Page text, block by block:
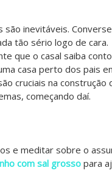
são inevitáveis.
tão sério logo de cara.
que o casal saiba
casa perto dos pais
cruciais na construção
começando daí.
e meditar sobre o
com sal grossopara